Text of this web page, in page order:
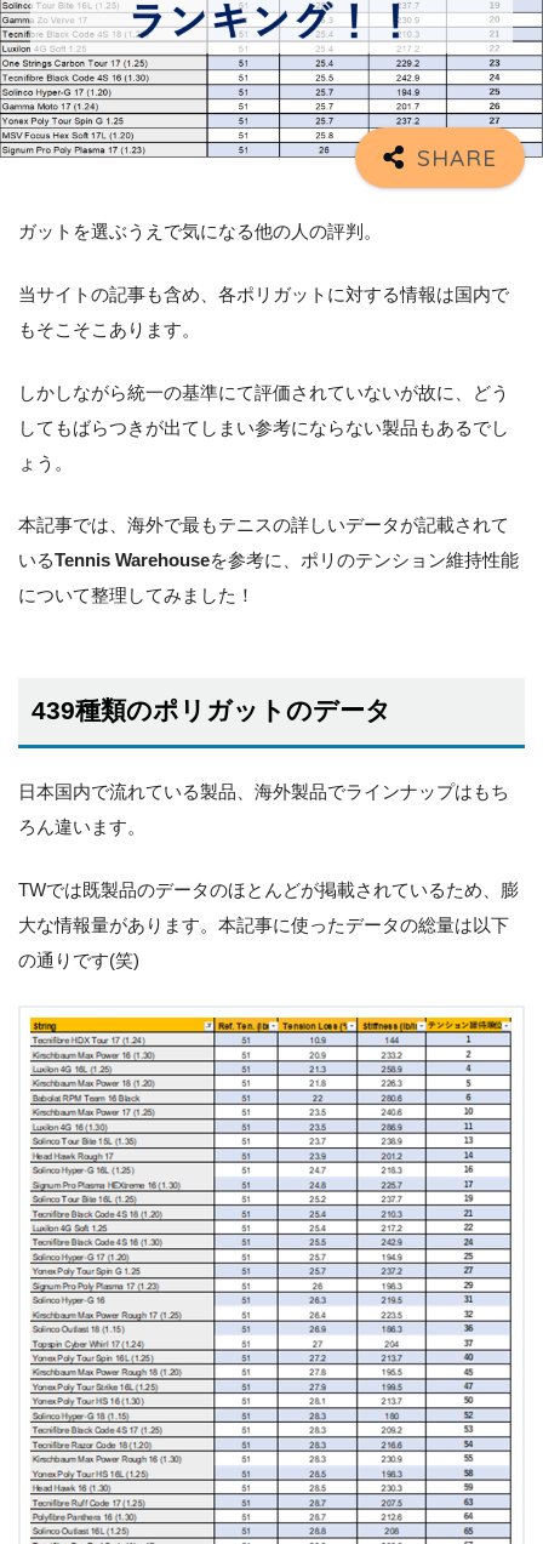
ガットを選ぶうえで気になる他の人の評判。
当サイトの記事も含め、各ポリガットに対する情報は国内で
もそこそこあります。
しかしながら統一の基準にて評価されていないが故に、どう
してもばらつきが出てしまい参考にならない製品もあるでし
ょう。
本記事では、海外で最もテニスの詳しいデータが記載されて
いるTennis Warehouseを参考に、ポリのテンション維持性能
について整理してみました！
439種類のポリガットのデータ
日本国内で流れている製品、海外製品でラインナップはもち
ろん違います。
TWでは既製品のデータのほとんどが掲載されているため、膨
大な情報量があります。本記事に使ったデータの総量は以下
の通りです(笑)